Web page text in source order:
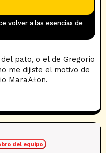
volver a las esencias de
pato, o el de Gregorio
me dijiste el motivo de
MaraÃ±on.
del equipo